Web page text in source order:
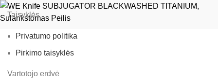
Taisyklės
Privatumo politika
Pirkimo taisyklės
Vartotojo erdvė